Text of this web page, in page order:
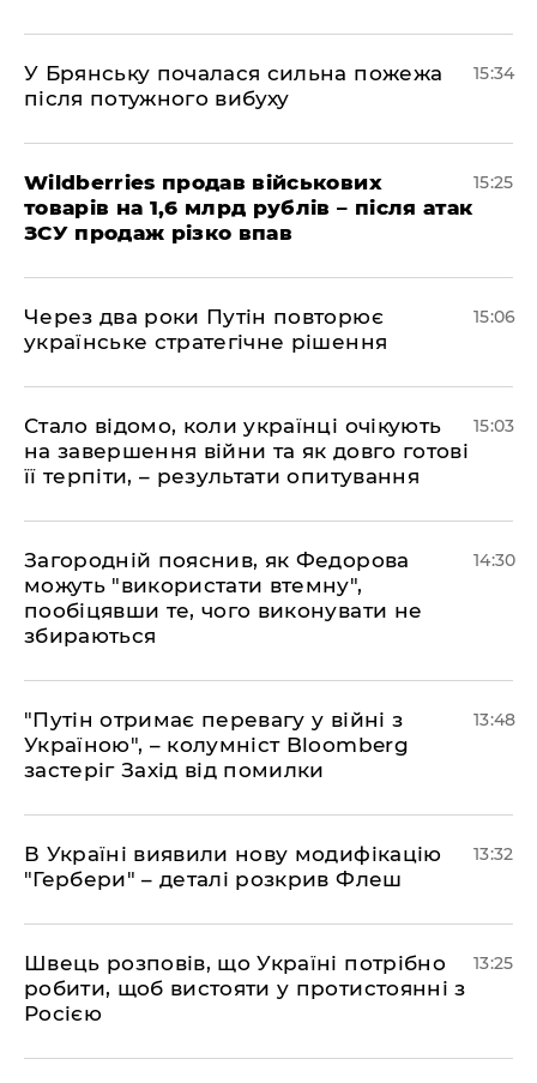
У Брянську почалася сильна пожежа
після потужного вибуху
15:34
Wildberries продав військових
товарів на 1,6 млрд рублів – після атак
ЗСУ продаж різко впав
15:25
Через два роки Путін повторює
українське стратегічне рішення
15:06
Стало відомо, коли українці очікують
на завершення війни та як довго готові
її терпіти, – результати опитування
15:03
Загородній пояснив, як Федорова
можуть "використати втемну",
пообіцявши те, чого виконувати не
збираються
14:30
"Путін отримає перевагу у війні з
Україною", – колумніст Bloomberg
застеріг Захід від помилки
13:48
В Україні виявили нову модифікацію
"Гербери" – деталі розкрив Флеш
13:32
Швець розповів, що Україні потрібно
робити, щоб вистояти у протистоянні з
Росією
13:25